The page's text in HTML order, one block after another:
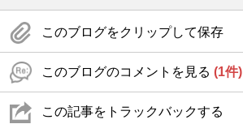
このブログをクリップして保存
このブログのコメントを見る (1件)
この記事をトラックバックする